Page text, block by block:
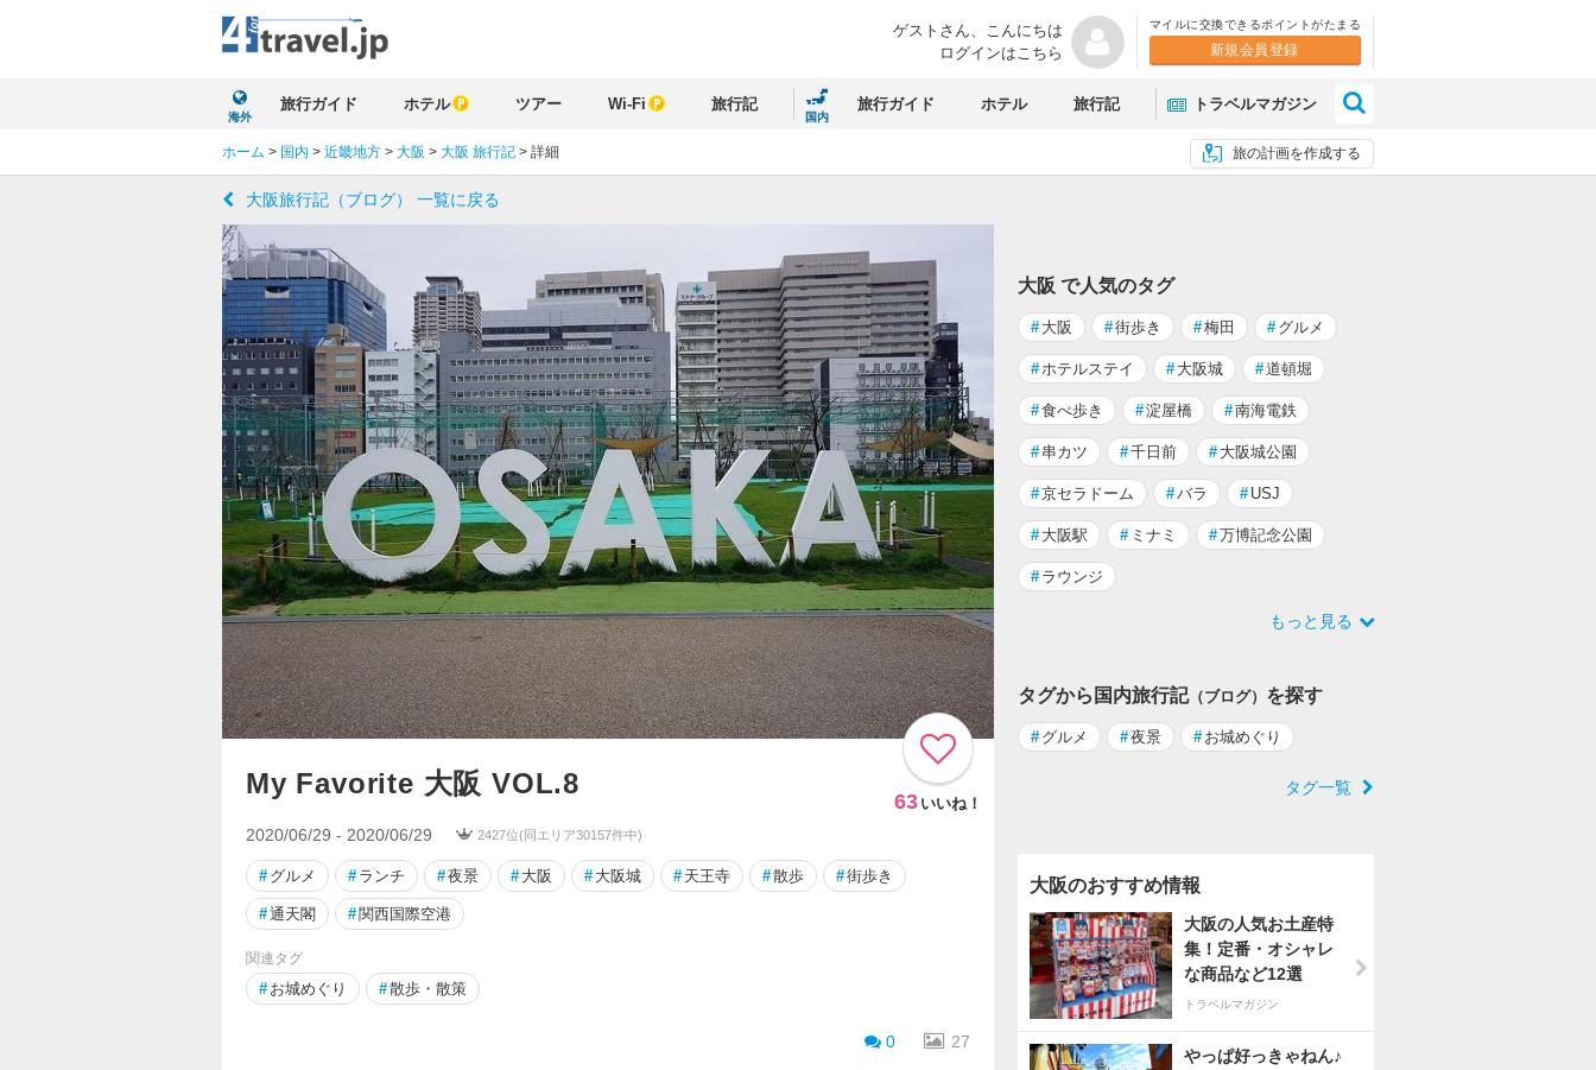
ゲストさん、 こんにちは
ログインはこちら
マイルに交換できるポイントがたまる
新規会員登録
海外
旅行ガイド ホテル ツアー Wi-Fi 旅行記
国内
旅行ガイド ホテル 旅行記 トラベルマガジン
旅の計画を作成する
ホーム > 国内 > 近畿地方 > 大阪 > 大阪 旅行記 > 詳細
大阪旅行記（ブログ） 一覧に戻る
My Favorite 大阪 VOL.8
63 いいね！
2020/06/29 - 2020/06/29 2427位(同エリア30157件中)
# グルメ # ランチ #夜景 # 大阪 # 大阪城 # 天王寺 #散歩 #街歩き
#通天閣 # 関西国際空港
関連タグ
# お城めぐり #散歩・散策
0 27
大阪 で人気のタグ
# 大阪 #街歩き #梅田 # グルメ
#ホテルステイ # 大阪城 #道頓堀
#食べ歩き #淀屋橋 #南海電鉄
# 串カツ #千日前 # 大阪城公園
#京セラドーム #バラ # USJ
# 大阪駅 # ミナミ #万博記念公園
# ラウンジ
もっと見る
タグから国内旅行記（ブログ） を探す
# グルメ #夜景 # お城めぐり
タグ一覧
大阪のおすすめ情報
大阪の人気お土産特
集！定番・オシャレ
な商品など12選
トラベルマガジン
やっぱ好っきゃねん♪